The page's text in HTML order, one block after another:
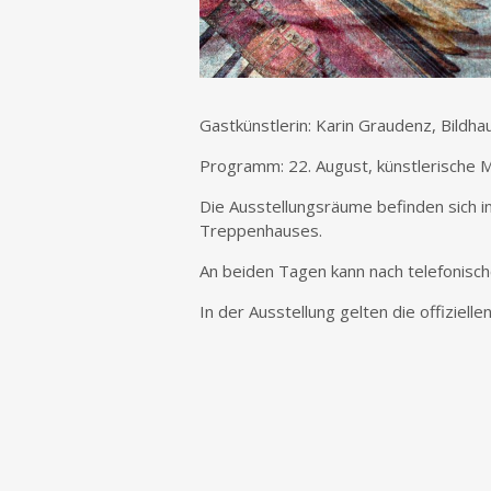
Gastkünstlerin: Karin Graudenz,
Programm: 22. August, künstlerische
Die Ausstellungsräume befinden sich
Treppenhauses.
An beiden Tagen kann nach
In der Ausstellung gelten die